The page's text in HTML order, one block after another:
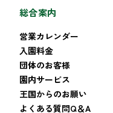
総合案内
営業カレンダー
入園料金
団体のお客様
園内サービス
王国からのお願い
よくある質問Q＆A